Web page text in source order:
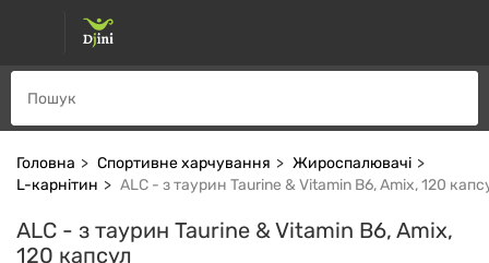
Головна Спортивне харчування
Жироспалювачі
L-карнітин
ALC - з таурин Taurine & Vitamin B6, Amix, 120
ALC - з таурин Taurine & Vitamin B6, Amix,
120 капсул